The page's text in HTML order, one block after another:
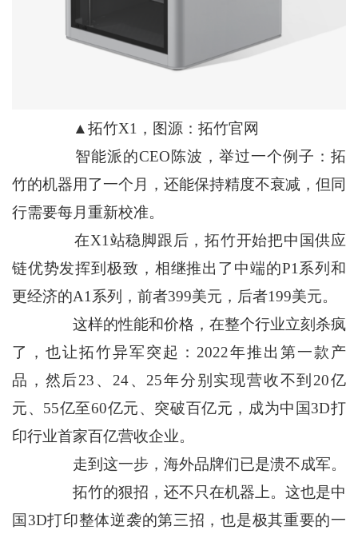
▲拓竹X1，图源：拓竹官网
智能派的CEO陈波，举过一个例子：拓
竹的机器用了一个月，还能保持精度不衰减，但同
行需要每月重新校准。
在X1站稳脚跟后，拓竹开始把中国供应
链优势发挥到极致，相继推出了中端的P1系列和
更经济的A1系列，前者399美元，后者199美元。
这样的性能和价格，在整个行业立刻杀疯
了，也让拓竹异军突起：2022年推出第一款产
品，然后23、24、25年分别实现营收不到20亿
元、55亿至60亿元、突破百亿元，成为中国3D打
印行业首家百亿营收企业。
走到这一步，海外品牌们已是溃不成军。
拓竹的狠招，还不只在机器上。这也是中
国3D打印整体逆袭的第三招，也是极其重要的一